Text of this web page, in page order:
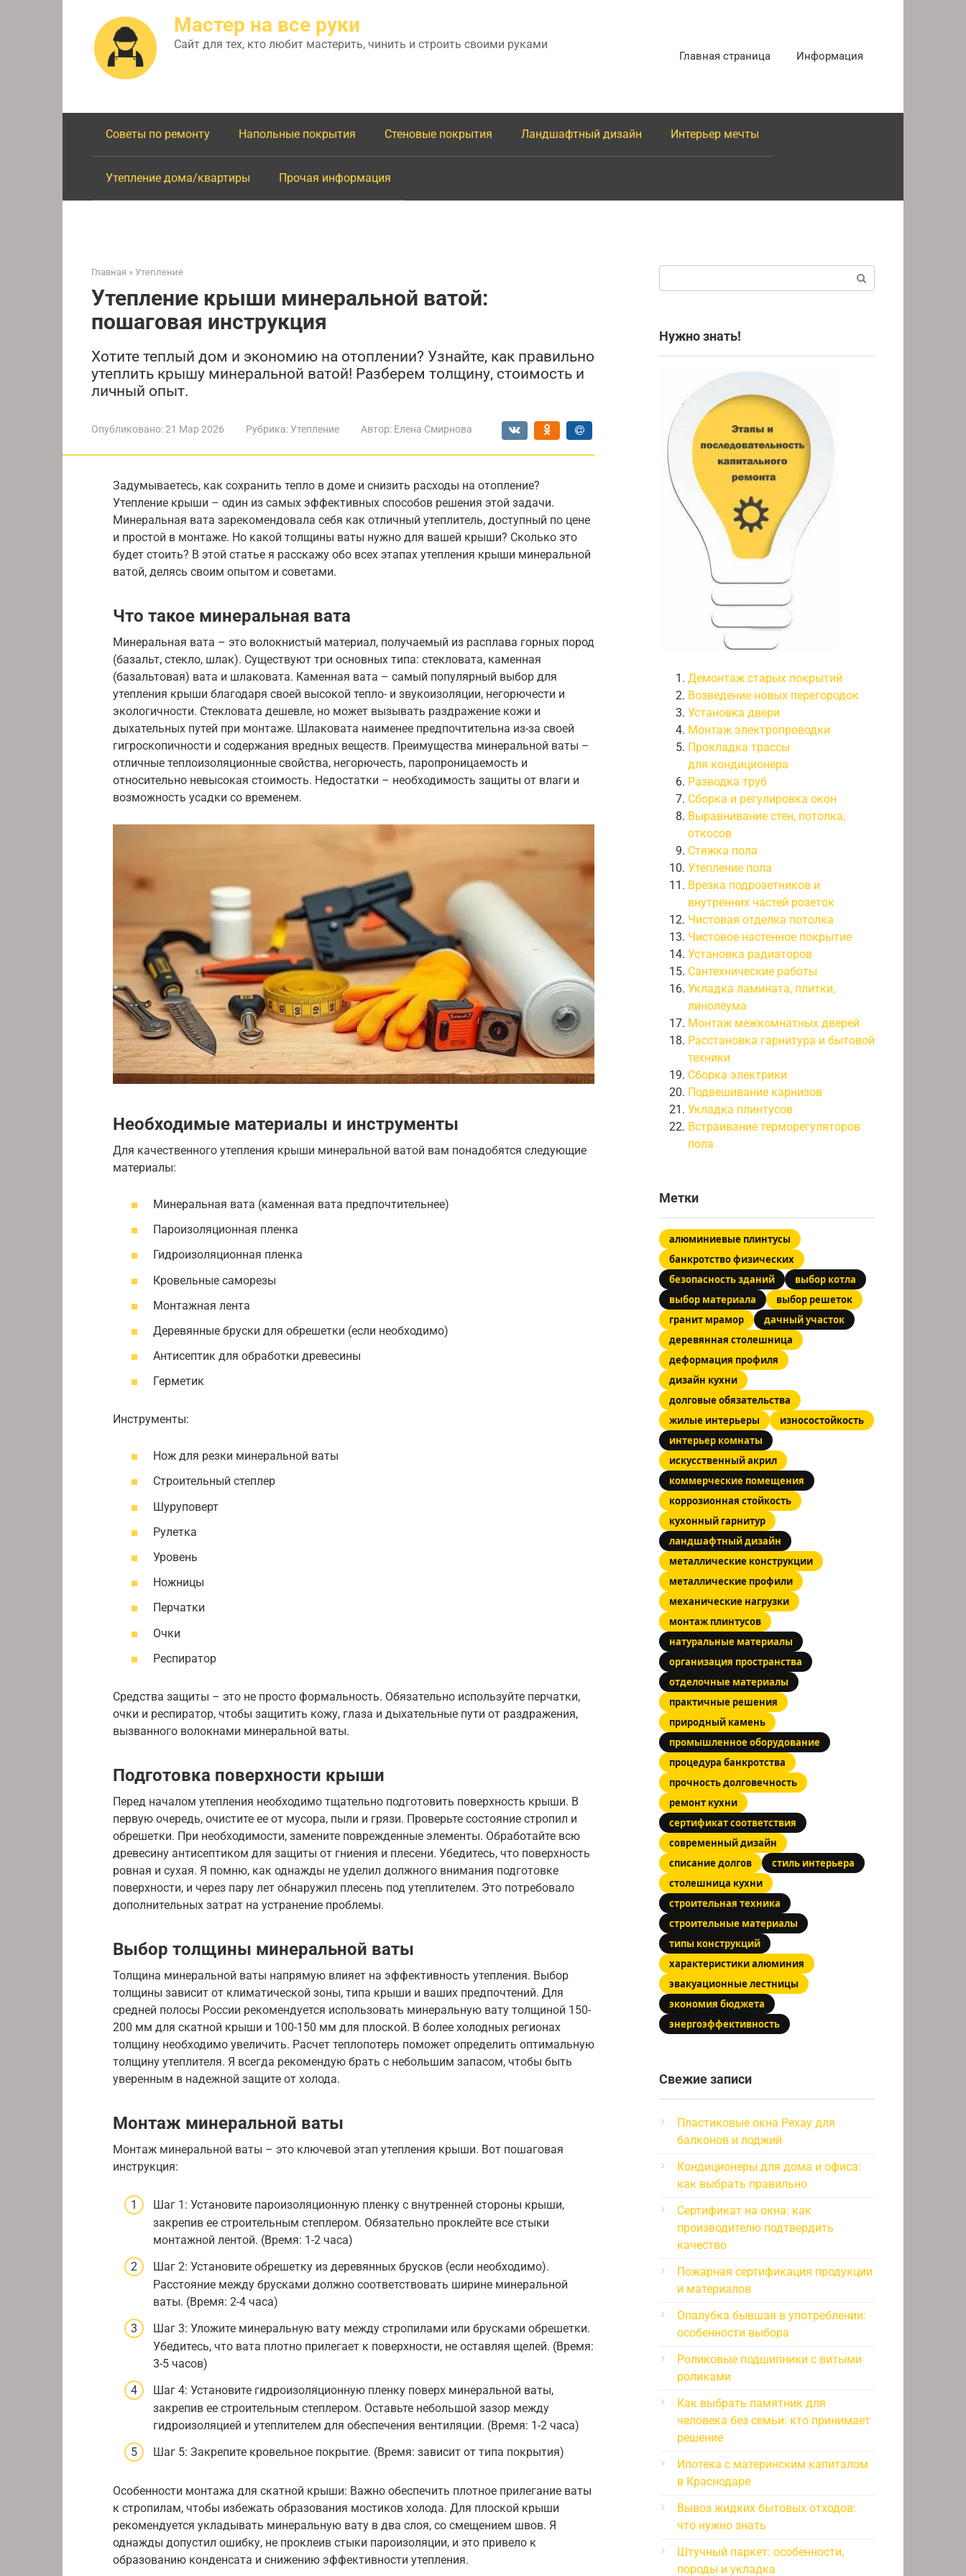
Мастер на все руки
Сайт для тех, кто любит мастерить, чинить и строить своими руками
Главная страница Информация
Советы по ремонту Напольные покрытия Стеновые покрытия Ландшафтный дизайн Интерьер мечты
Утепление дома/квартиры Прочая информация
Главная » Утепление
Утепление крыши минеральной ватой:
пошаговая инструкция
Хотите теплый дом и экономию на отоплении? Узнайте, как правильно
утеплить крышу минеральной ватой! Разберем толщину, стоимость и
личный опыт.
Опубликовано:21 Мар 2026 Рубрика:Утепление Автор: Елена Смирнова
Задумываетесь, как сохранить тепло в доме и снизить расходы на отопление?
Утепление крыши – один из самых эффективных способов решения этой задачи.
Минеральная вата зарекомендовала себя как отличный утеплитель, доступный по цене
и простой в монтаже. Но какой толщины ваты нужно для вашей крыши? Сколько это
будет стоить? В этой статье я расскажу обо всех этапах утепления крыши минеральной
ватой, делясь своим опытом и советами.
Что такое минеральная вата
Минеральная вата – это волокнистый материал, получаемый из расплава горных пород
(базальт, стекло, шлак). Существуют три основных типа: стекловата, каменная
(базальтовая) вата и шлаковата. Каменная вата – самый популярный выбор для
утепления крыши благодаря своей высокой тепло- и звукоизоляции, негорючести и
экологичности. Стекловата дешевле, но может вызывать раздражение кожи и
дыхательных путей при монтаже. Шлаковата наименее предпочтительна из-за своей
гигроскопичности и содержания вредных веществ. Преимущества минеральной ваты –
отличные теплоизоляционные свойства, негорючесть, паропроницаемость и
относительно невысокая стоимость. Недостатки – необходимость защиты от влаги и
возможность усадки со временем.
Необходимые материалы и инструменты
Для качественного утепления крыши минеральной ватой вам понадобятся следующие
материалы:
Минеральная вата (каменная вата предпочтительнее)
Пароизоляционная пленка
Гидроизоляционная пленка
Кровельные саморезы
Монтажная лента
Деревянные бруски для обрешетки (если необходимо)
Антисептик для обработки древесины
Герметик
Инструменты:
Нож для резки минеральной ваты
Строительный степлер
Шуруповерт
Рулетка
Уровень
Ножницы
Перчатки
Очки
Респиратор
Средства защиты – это не просто формальность. Обязательно используйте перчатки,
очки и респиратор, чтобы защитить кожу, глаза и дыхательные пути от раздражения,
вызванного волокнами минеральной ваты.
Подготовка поверхности крыши
Перед началом утепления необходимо тщательно подготовить поверхность крыши. В
первую очередь, очистите ее от мусора, пыли и грязи. Проверьте состояние стропил и
обрешетки. При необходимости, замените поврежденные элементы. Обработайте всю
древесину антисептиком для защиты от гниения и плесени. Убедитесь, что поверхность
ровная и сухая. Я помню, как однажды не уделил должного внимания подготовке
поверхности, и через пару лет обнаружил плесень под утеплителем. Это потребовало
дополнительных затрат на устранение проблемы.
Выбор толщины минеральной ваты
Толщина минеральной ваты напрямую влияет на эффективность утепления. Выбор
толщины зависит от климатической зоны, типа крыши и ваших предпочтений. Для
средней полосы России рекомендуется использовать минеральную вату толщиной 150-
200 мм для скатной крыши и 100-150 мм для плоской. В более холодных регионах
толщину необходимо увеличить. Расчет теплопотерь поможет определить оптимальную
толщину утеплителя. Я всегда рекомендую брать с небольшим запасом, чтобы быть
уверенным в надежной защите от холода.
Монтаж минеральной ваты
Монтаж минеральной ваты – это ключевой этап утепления крыши. Вот пошаговая
инструкция:
Шаг 1: Установите пароизоляционную пленку с внутренней стороны крыши,
закрепив ее строительным степлером. Обязательно проклейте все стыки
монтажной лентой. (Время: 1-2 часа)
Шаг 2: Установите обрешетку из деревянных брусков (если необходимо).
Расстояние между брусками должно соответствовать ширине минеральной
ваты. (Время: 2-4 часа)
Шаг 3: Уложите минеральную вату между стропилами или брусками обрешетки.
Убедитесь, что вата плотно прилегает к поверхности, не оставляя щелей. (Время:
3-5 часов)
Шаг 4: Установите гидроизоляционную пленку поверх минеральной ваты,
закрепив ее строительным степлером. Оставьте небольшой зазор между
гидроизоляцией и утеплителем для обеспечения вентиляции. (Время: 1-2 часа)
Шаг 5: Закрепите кровельное покрытие. (Время: зависит от типа покрытия)
Особенности монтажа для скатной крыши: Важно обеспечить плотное прилегание ваты
к стропилам, чтобы избежать образования мостиков холода. Для плоской крыши
рекомендуется укладывать минеральную вату в два слоя, со смещением швов. Я
однажды допустил ошибку, не проклеив стыки пароизоляции, и это привело к
образованию конденсата и снижению эффективности утепления.
Нужно знать!
Демонтаж старых покрытий
Возведение новых перегородок
Установка двери
Монтаж электропроводки
Прокладка трассы
для кондиционера
Разводка труб
Сборка и регулировка окон
Выравнивание стен, потолка,
откосов
Стяжка пола
Утепление пола
Врезка подрозетников и
внутренних частей розеток
Чистовая отделка потолка
Чистовое настенное покрытие
Установка радиаторов
Сантехнические работы
Укладка ламината, плитки,
линолеума
Монтаж межкомнатных дверей
Расстановка гарнитура и бытовой
техники
Сборка электрики
Подвешивание карнизов
Укладка плинтусов
Встраивание терморегуляторов
пола
Метки
алюминиевые плинтусы
банкротство физических
безопасность зданий
выбор котла
выбор материала
выбор решеток
гранит мрамор
дачный участок
деревянная столешница
деформация профиля
дизайн кухни
долговые обязательства
жилые интерьеры
износостойкость
интерьер комнаты
искусственный акрил
коммерческие помещения
коррозионная стойкость
кухонный гарнитур
ландшафтный дизайн
металлические конструкции
металлические профили
механические нагрузки
монтаж плинтусов
натуральные материалы
организация пространства
отделочные материалы
практичные решения
природный камень
промышленное оборудование
процедура банкротства
прочность долговечность
ремонт кухни
сертификат соответствия
современный дизайн
списание долгов
стиль интерьера
столешница кухни
строительная техника
строительные материалы
типы конструкций
характеристики алюминия
эвакуационные лестницы
экономия бюджета
энергоэффективность
Свежие записи
Пластиковые окна Рехау для
балконов и лоджий
Кондиционеры для дома и офиса:
как выбрать правильно
Сертификат на окна: как
производителю подтвердить
качество
Пожарная сертификация продукции
и материалов
Опалубка бывшая в употреблении:
особенности выбора
Роликовые подшипники с витыми
роликами
Как выбрать памятник для
человека без семьи: кто принимает
решение
Ипотека с материнским капиталом
в Краснодаре
Вывоз жидких бытовых отходов:
что нужно знать
Штучный паркет: особенности,
породы и укладка